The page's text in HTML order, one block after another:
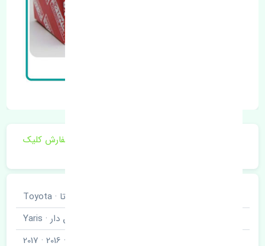
برای اطلاع از موجودی و قیمت به روز روی ثبت سفارش کلیک
تویوتا · Toyota
یاریس صندوق دار · Yaris